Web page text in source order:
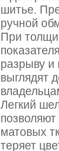
шитье.
ручной
При
разрыву
выглядят
Легкий
матовых
теряет